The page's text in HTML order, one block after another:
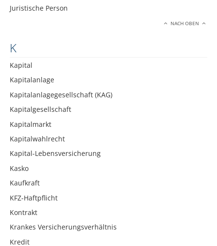
Juristische Person
NACH OBEN
K
Kapital
Kapitalanlage
Kapitalanlagegesellschaft (KAG)
Kapitalgesellschaft
Kapitalmarkt
Kapitalwahlrecht
Kapital-Lebensversicherung
Kasko
Kaufkraft
KFZ-Haftpflicht
Kontrakt
Krankes Versicherungsverhältnis
Kredit